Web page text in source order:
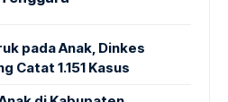
pada Anak, Dinkes
Catat 1.151 Kasus